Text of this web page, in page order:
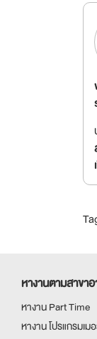
หางานตามสาขา
หางาน Part Time
หางาน โปรแกรมเม